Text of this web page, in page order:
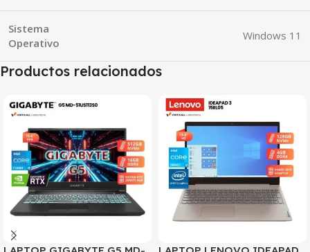
Sistema
Operativo
Windows 11
Productos relacionados
SALE